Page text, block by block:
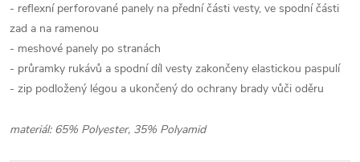
- reflexní perforované panely na přední části vesty, ve spodní části
zad a na ramenou
- meshové panely po stranách
- průramky rukávů a spodní díl vesty zakončeny elastickou paspulí
- zip podložený légou a ukončený do ochrany brady vůči oděru
materiál: 65% Polyester, 35% Polyamid